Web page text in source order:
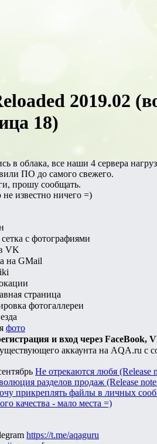
2019.02
18)
в облака, все наши 4 сервера
ПО до самого свежего.
прошу сообщать.
не известно ничего =)
с фотографиями
VK
на GMail
страница
фотогаллереи
фото
и вход через FaceBook,
аккаунта на AQA.ru c
Не отрекаются любя (Release
разделов продаж (Release
прикреплять файлы в личных
качества - мало места =)
https://t.me/aqaguru